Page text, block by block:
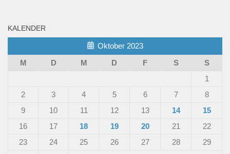
KALENDER
Oktober 2023
M
D M D F S
S
1
2
3 4 5 6 7
8
9
10 11 12 13 14
15
16
17 18 19 20 21
22
23
24 25 26 27 28
29